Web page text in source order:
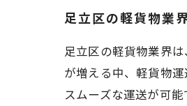
足立区の軽貨物業
足立区の軽貨物業界
が増える中、軽貨物
スムーズな運送が可